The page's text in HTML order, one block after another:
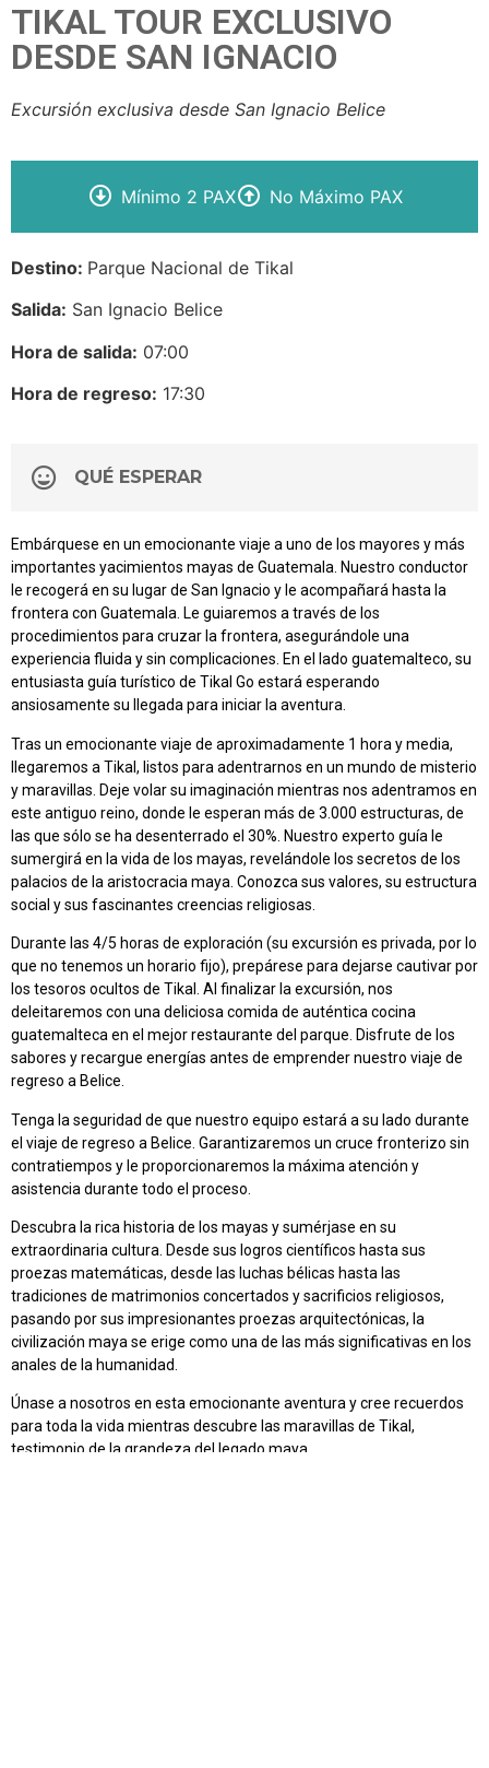
TIKAL TOUR EXCLUSIVO
DESDE SAN IGNACIO
Excursión exclusiva desde San Ignacio Belice
Mínimo 2 PAX No Máximo PAX
Destino: Parque Nacional de Tikal
Salida: San Ignacio Belice
Hora de salida: 07:00
Hora de regreso: 17:30
QUÉ ESPERAR
Embárquese en un emocionante viaje a uno de los mayores y más
importantes yacimientos mayas de Guatemala. Nuestro conductor
le recogerá en su lugar de San Ignacio y le acompañará hasta la
frontera con Guatemala. Le guiaremos a través de los
procedimientos para cruzar la frontera, asegurándole una
experiencia fluida y sin complicaciones. En el lado guatemalteco, su
entusiasta guía turístico de Tikal Go estará esperando
ansiosamente su llegada para iniciar la aventura.
Tras un emocionante viaje de aproximadamente 1 hora y media,
llegaremos a Tikal, listos para adentrarnos en un mundo de misterio
y maravillas. Deje volar su imaginación mientras nos adentramos en
este antiguo reino, donde le esperan más de 3.000 estructuras, de
las que sólo se ha desenterrado el 30%. Nuestro experto guía le
sumergirá en la vida de los mayas, revelándole los secretos de los
palacios de la aristocracia maya. Conozca sus valores, su estructura
social y sus fascinantes creencias religiosas.
Durante las 4/5 horas de exploración (su excursión es privada, por lo
que no tenemos un horario fijo), prepárese para dejarse cautivar por
los tesoros ocultos de Tikal. Al finalizar la excursión, nos
deleitaremos con una deliciosa comida de auténtica cocina
guatemalteca en el mejor restaurante del parque. Disfrute de los
sabores y recargue energías antes de emprender nuestro viaje de
regreso a Belice.
Tenga la seguridad de que nuestro equipo estará a su lado durante
el viaje de regreso a Belice. Garantizaremos un cruce fronterizo sin
contratiempos y le proporcionaremos la máxima atención y
asistencia durante todo el proceso.
Descubra la rica historia de los mayas y sumérjase en su
extraordinaria cultura. Desde sus logros científicos hasta sus
proezas matemáticas, desde las luchas bélicas hasta las
tradiciones de matrimonios concertados y sacrificios religiosos,
pasando por sus impresionantes proezas arquitectónicas, la
civilización maya se erige como una de las más significativas en los
anales de la humanidad.
Únase a nosotros en esta emocionante aventura y cree recuerdos
para toda la vida mientras descubre las maravillas de Tikal,
testimonio de la grandeza del legado maya.